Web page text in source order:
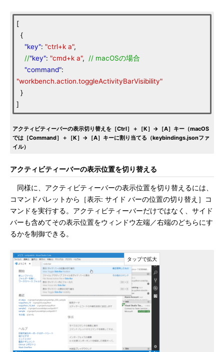
[
{
"key": "ctrl+k a",
//"key": "cmd+k a", // macOSの場合
"command":
"workbench.action.toggleActivityBarVisibility"
}
]
アクティビティーバーの表示切り替えを［Ctrl］＋［K］→［A］キー（macOS
では［Command］＋［K］→［A］キーに割り当てる（keybindings.jsonファ
イル）
アクティビティーバーの表示位置を切り替える
同様に、アクティビティーバーの表示位置を切り替えるには、
コマンドパレットから［表示: サイド バーの位置の切り替え］コ
マンドを実行する。アクティビティーバーだけではなく、サイド
バーも含めてその表示位置をウィンドウ左端／右端のどちらにす
るかを制御できる。